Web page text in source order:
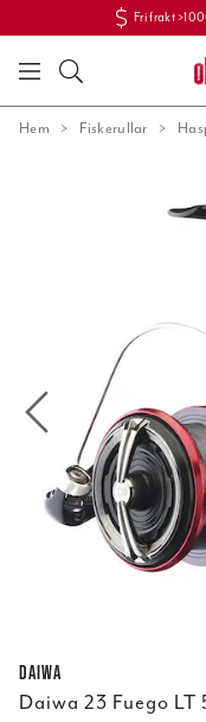
Fri frakt
Hem Fiskerullar
Daiwa
Daiwa 23 Fuego